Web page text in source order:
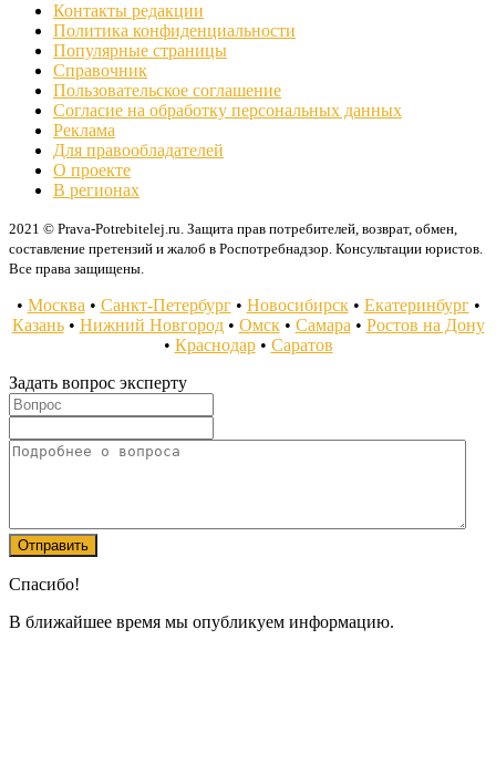
Контакты редакции
Политика конфиденциальности
Популярные страницы
Справочник
Пользовательское соглашение
Согласие на обработку персональных данных
Реклама
Для правообладателей
О проекте
В регионах
2021 © Prava-Potrebitelej.ru. Защита прав потребителей, возврат, обмен,
составление претензий и жалоб в Роспотребнадзор. Консультации юристов.
Все права защищены.
• Москва • Санкт-Петербург• Новосибирск• Екатеринбург•
Казань• Нижний Новгород• Омск• Самара • Ростов на Дону
• Краснодар• Саратов
Задать вопрос эксперту
Спасибо!
В ближайшее время мы опубликуем информацию.